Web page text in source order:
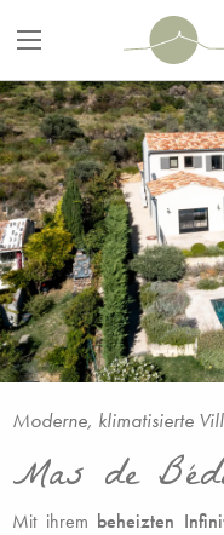
Moderne, klimatisierte
Mas de
Mit ihrem beheizten